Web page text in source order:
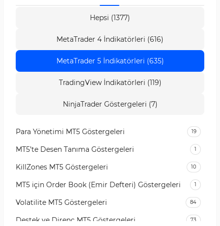
Hepsi (1377)
MetaTrader 4 İndikatörleri (616)
MetaTrader 5 İndikatörleri (635)
TradingView İndikatörleri (119)
NinjaTrader Göstergeleri (7)
Para Yönetimi MT5 Göstergeleri 19
MT5’te Desen Tanıma Göstergeleri 1
KillZones MT5 Göstergeleri 10
MT5 için Order Book (Emir Defteri) Göstergeleri 1
Volatilite MT5 Göstergeleri 84
Destek ve Direnç MT5 Göstergeleri 73